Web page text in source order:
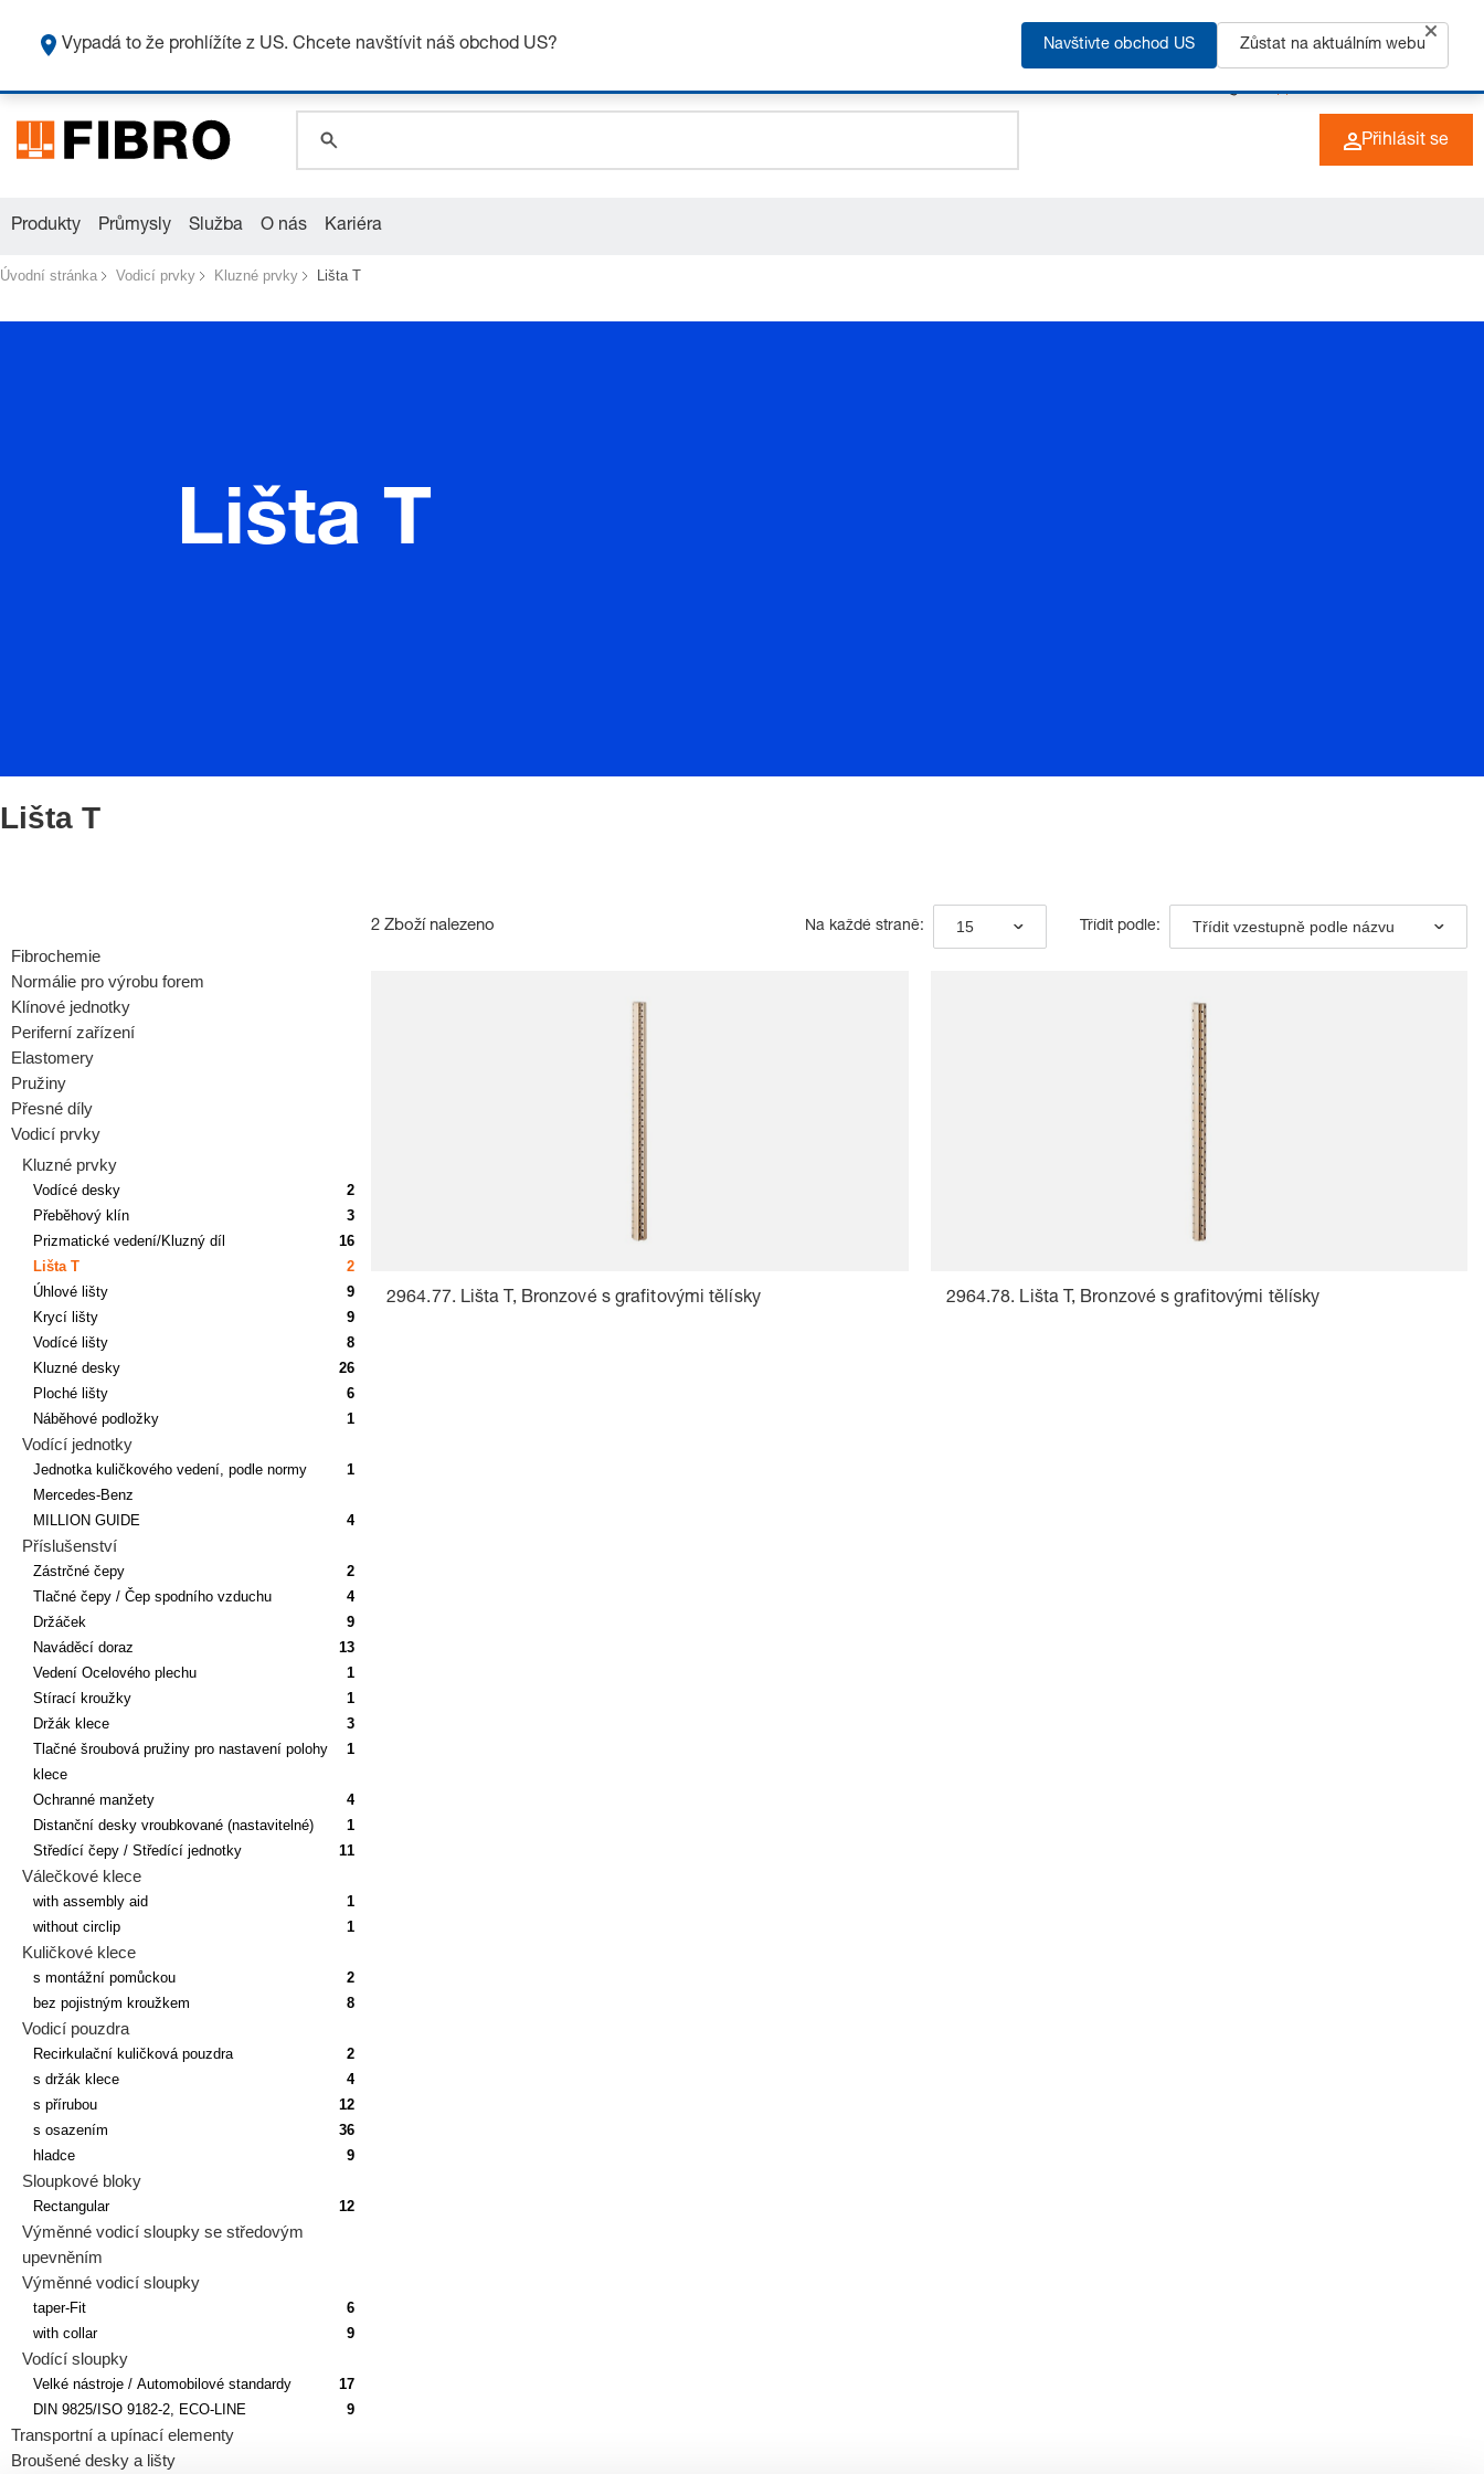
+49 (0) 6266 73-0 CZ
global.search.placeholder.category
Přihlásit se
Produkty Průmysly Služba O nás Kariéra
Úvodní stránka Vodicí prvky Kluzné prvky Lišta T
Lišta T
Lišta T
Fibrochemie
Normálie pro výrobu forem
Klínové jednotky
Periferní zařízení
Elastomery
Pružiny
Přesné díly
Vodicí prvky
Kluzné prvky
Vodícé desky
2
Přeběhový klín
3
Prizmatické vedení/Kluzný díl
16
Lišta T
2
Úhlové lišty
9
Krycí lišty
9
Vodícé lišty
8
Kluzné desky
26
Ploché lišty
6
Náběhové podložky
1
Vodící jednotky
Jednotka kuličkového vedení, podle normy
Mercedes-Benz
1
MILLION GUIDE 4
Příslušenství
Zástrčné čepy
2
Tlačné čepy / Čep spodního vzduchu
4
Držáček
9
Naváděcí doraz
13
Vedení Ocelového plechu
1
Stírací kroužky
1
Držák klece
3
Tlačné šroubová pružiny pro nastavení polohy
klece
1
Ochranné manžety
4
Distanční desky vroubkované (nastavitelné)
1
Středící čepy / Středící jednotky
11
Válečkové klece
with assembly aid
1
without circlip
1
Kuličkové klece
s montážní pomůckou
2
bez pojistným kroužkem
8
Vodicí pouzdra
Recirkulační kuličková pouzdra
2
s držák klece
4
s přírubou
12
s osazením
36
hladce
9
Sloupkové bloky
Rectangular 12
Výměnné vodicí sloupky se středovým
upevněním
Výměnné vodicí sloupky
taper-Fit
6
with collar
9
Vodící sloupky
Velké nástroje / Automobilové standardy
17
DIN 9825/ISO 9182-2, ECO-LINE
9
Transportní a upínací elementy
Broušené desky a lišty
2 Zboží nalezeno Na každé straně: 15 Třídit podle: Třídit vzestupně podle názvu
2964.77. Lišta T, Bronzové s grafitovými tělísky 2964.78. Lišta T, Bronzové s grafitovými tělísky
Vypadá to že prohlížíte z US. Chcete navštívit náš obchod US? Navštivte obchod US Zůstat na aktuálním webu